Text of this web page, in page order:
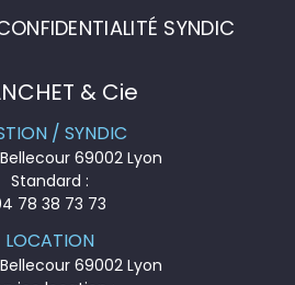
SYNDIC
& Cie
/ SYNDIC
69002 Lyon
Standard :
78 38 73 73
LOCATION
69002 Lyon